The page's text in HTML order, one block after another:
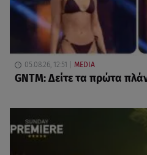
05.08.26, 12:51 MEDIA
GNTM: Δείτε τα πρώτα